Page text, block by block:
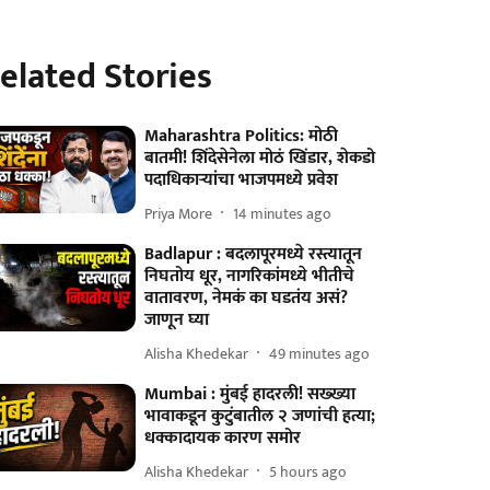
Stories
Maharashtra Politics: मोठी
बातमी! शिंदेसेनेला मोठं खिंडार, शेकडो
पदाधिकाऱ्यांचा भाजपमध्ये प्रवेश
Priya More 14 minutes ago
Badlapur : बदलापूरमध्ये रस्त्यातून
निघतोय धूर, नागरिकांमध्ये भीतीचे
वातावरण, नेमकं का घडतंय असं?
जाणून घ्या
Alisha Khedekar 49 minutes ago
Mumbai : मुंबई हादरली! सख्ख्या
भावाकडून कुटुंबातील २ जणांची हत्या;
धक्कादायक कारण समोर
Alisha Khedekar 5 hours ago